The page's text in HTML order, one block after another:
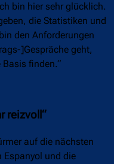
bin hier sehr glücklich.
die Statistiken und
den Anforderungen
]Gespräche geht,
finden.“
reizvoll“
auf die nächsten
Espanyol und die